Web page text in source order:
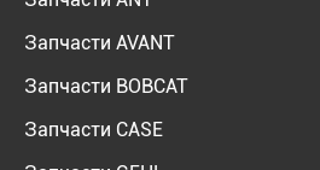
Запчасти AVANT
Запчасти BOBCAT
Запчасти CASE